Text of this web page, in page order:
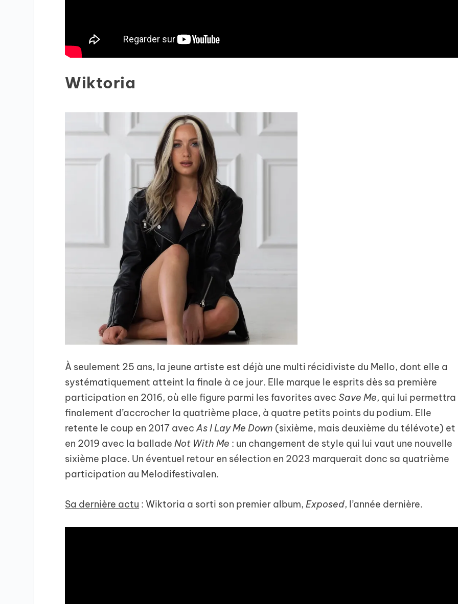
Wiktoria
À seulement 25 ans, la jeune artiste est déjà une multi récidiviste du Mello, dont elle a
systématiquement atteint la finale à ce jour. Elle marque le esprits dès sa première
participation en 2016, où elle figure parmi les favorites avecSave Me, qui lui permettra
finalement d’accrocher la quatrième place, à quatre petits points du podium. Elle
retente le coup en 2017 avecAs I Lay Me Down (sixième, mais deuxième du télévote) et
en 2019 avec la balladeNot With Me : un changement de style qui lui vaut une nouvelle
sixième place. Un éventuel retour en sélection en 2023 marquerait donc sa quatrième
participation au Melodifestivalen.
Sa dernière actu : Wiktoria a sorti son premier album,Exposed, l’année dernière.